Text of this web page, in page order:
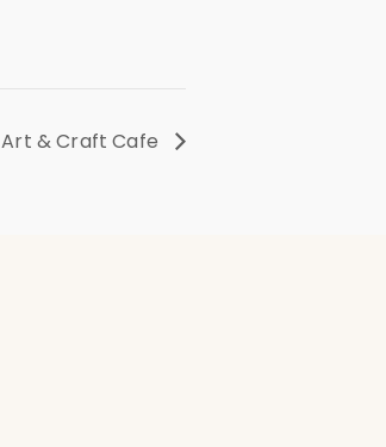
Art & Craft Cafe